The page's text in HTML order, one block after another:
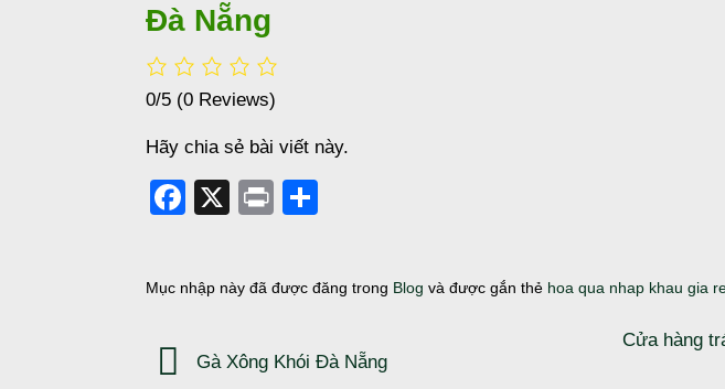
Đà Nẵng
0/5 (0 Reviews)
Hãy chia sẻ bài viết này.
Facebook
X Print
Mục nhập này đã được đăng trong Blog và được gắn thẻ hoa qua nhap khau gia
Gà Xông Khói Đà Nẵng
Cửa hàng